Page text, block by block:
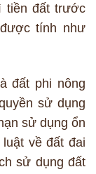
tiền đất trước
tính như
đất phi nông
sử dụng
sử dụng ổn
về đất đai
sử dụng đất